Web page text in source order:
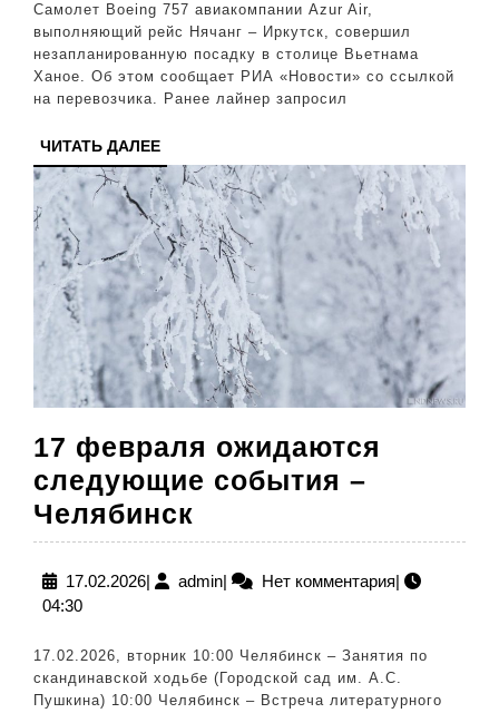
Нячанга
в
сел
в
Ханое
Самолет Boeing 757 авиакомпании Azur Air,
выполняющий рейс Нячанг – Иркутск, совершил
незапланированную посадку в столице Вьетнама
Ханое. Об этом сообщает РИА «Новости» со ссылкой
на перевозчика. Ранее лайнер запросил
ЧИТАТЬ ДАЛЕЕЧИТАТЬ
ДАЛЕЕ
17 февраля ожидаются
следующие события –
Челябинск
февраля
ожидаются
события
–
17.02.202617.02.2026
| adminadmin
| Нет комментария|
04:30
17.02.2026, вторник 10:00 Челябинск – Занятия по
скандинавской ходьбе (Городской сад им. А.С.
Пушкина) 10:00 Челябинск – Встреча литературного